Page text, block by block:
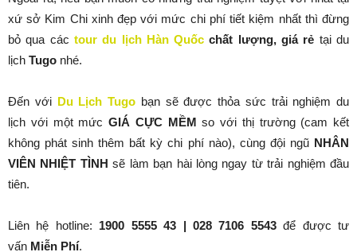
xứ sở Kim Chi xinh đẹp với mức chi phí tiết kiệm nhất thì đừng
bỏ qua các tour du lịch Hàn Quốc chất lượng, giá rẻ tại du
lịch Tugo nhé.
Đến với Du Lịch Tugo bạn sẽ được thỏa sức trải nghiệm du
lịch với một mức GIÁ CỰC MỀM so với thị trường (cam kết
không phát sinh thêm bất kỳ chi phí nào), cùng đội ngũ NHÂN
VIÊN NHIỆT TÌNH sẽ làm bạn hài lòng ngay từ trải nghiệm đầu
tiên.
Liên hệ hotline: 1900 5555 43 | 028 7106 5543để được tư
vấn Miễn Phí.